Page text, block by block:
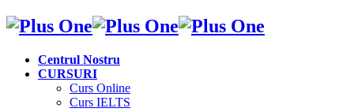
Centrul Nostru
CURSURI
Curs Online
Curs IELTS